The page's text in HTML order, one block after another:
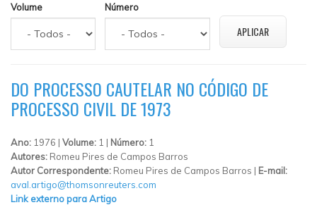
Volume Número
DO PROCESSO CAUTELAR NO CÓDIGO DE
PROCESSO CIVIL DE 1973
Ano: 1976 | Volume: 1 | Número: 1
Autores: Romeu Pires de Campos Barros
Autor Correspondente: Romeu Pires de Campos Barros | E-mail:
aval.artigo@thomsonreuters.com
Link externo para Artigo